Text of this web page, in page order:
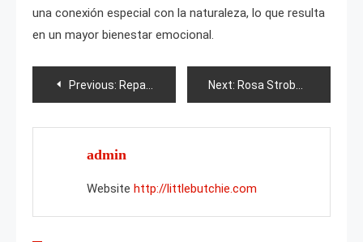
una conexión especial con la naturaleza, lo que resulta
en un mayor bienestar emocional.
Post
navigation
Previous: Repaso a las variedades de rosas sin espinas Next: Rosa Stroberry Hill
admin
Website http://littlebutchie.com